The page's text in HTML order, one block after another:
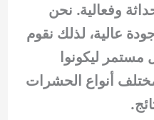
وفعالية. نحن
عالية، لذلك نقوم
ليكونوا
أنواع الحشرات